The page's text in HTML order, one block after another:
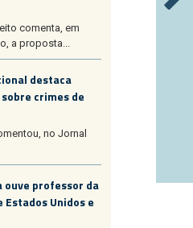
comenta, em
a proposta...
destaca
crimes de
no Jornal
ouve professor da
Estados Unidos e